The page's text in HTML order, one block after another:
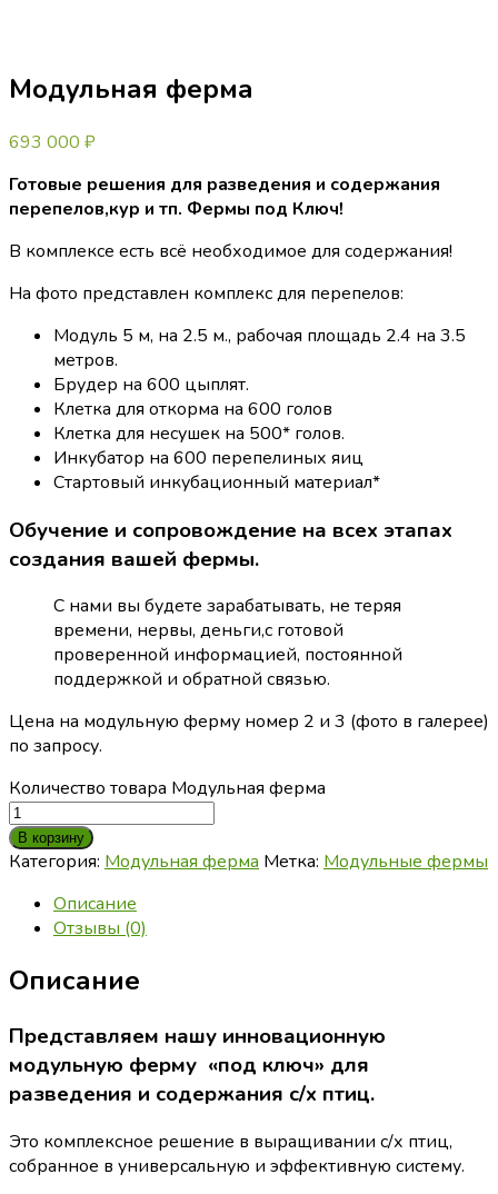
Модульная ферма
693 000 ₽
Готовые решения для разведения и содержания
перепелов,кур и тп. Фермы под Ключ!
В комплексе есть всё необходимое для содержания!
На фото представлен комплекс для перепелов:
Модуль 5 м, на 2.5 м., рабочая площадь 2.4 на 3.5
метров.
Брудер на 600 цыплят.
Клетка для откорма на 600 голов
Клетка для несушек на 500* голов.
Инкубатор на 600 перепелиных яиц
Стартовый инкубационный материал*
Обучение и сопровождение на всех этапах
создания вашей фермы.
С нами вы будете зарабатывать, не теряя
времени, нервы, деньги,с готовой
проверенной информацией, постоянной
поддержкой и обратной связью.
Цена на модульную ферму номер 2 и 3 (фото в галерее)
по запросу.
Количество товара Модульная ферма
В корзину
Категория: Модульная ферма Метка: Модульные фермы
Описание
Отзывы (0)
Описание
Представляем нашу инновационную
модульную ферму «под ключ» для
разведения и содержания с/х птиц.
Это комплексное решение в выращивании с/х птиц,
собранное в универсальную и эффективную систему.